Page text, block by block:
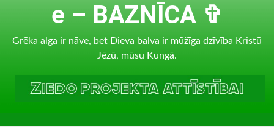
e – BAZNĪCA ✞
Grēka alga ir nāve, bet Dieva balva ir mūžīga dzīvība Kristū
Jēzū, mūsu Kungā.